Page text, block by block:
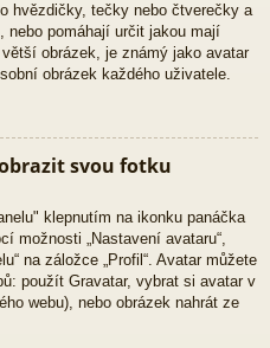
hvězdičky, tečky nebo čtverečky a
pomáhají určit jakou mají
obrázek, je známý jako avatar
obrázek každého uživatele.
svou fotku
klepnutím na ikonku panáčka
možnosti „Nastavení avataru“,
na záložce „Profil“. Avatar můžete
použít Gravatar, vybrat si avatar v
webu), nebo obrázek nahrát ze